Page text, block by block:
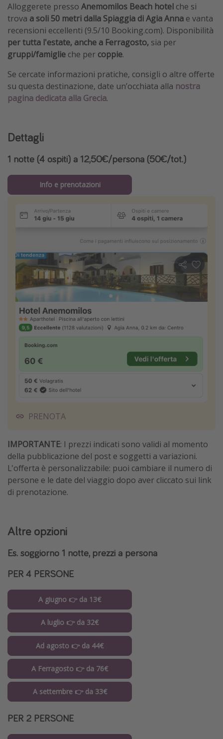
Alloggerete presso Anemomilos Beach hotel che si
trova a soli 50 metri dalla Spiaggia di Agia Anna e vanta
recensioni eccellenti (9.5/10 Booking.com). Disponibilità
per tutta l'estate, anche a Ferragosto, sia per
gruppi/famiglie che per coppie.
Se cercate informazioni pratiche, consigli o altre offerte
su questa destinazione, date un’occhiata alla nostra
pagina dedicata alla Grecia.
Dettagli
1 notte (4 ospiti) a 12,50€/persona (50€/tot.)
Info e prenotazioni
PRENOTA
IMPORTANTE: I prezzi indicati sono validi al momento
della pubblicazione del post e soggetti a variazioni.
L'offerta è personalizzabile: puoi cambiare il numero di
persone e le date del viaggio dopo aver cliccato sui link
di prenotazione.
Altre opzioni
Es. soggiorno 1 notte, prezzi a persona
PER 4 PERSONE
A giugno 👉 da 13€
A luglio 👉 da 32€
Ad agosto 👉 da 44€
A Ferragosto 👉 da 76€
A settembre 👉 da 33€
PER 2 PERSONE